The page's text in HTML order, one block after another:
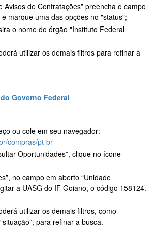
Avisos de Contratações” preencha o campo
marque uma das opções no "status";
o nome do órgão "Instituto Federal
utilizar os demais filtros para refinar a
Governo Federal
ou cole em seu navegador:
compras/pt-br
Oportunidades”, clique no ícone
no campo em aberto “Unidade
a UASG do IF Goiano, o código 158124.
utilizar os demais filtros, como
para refinar a busca.